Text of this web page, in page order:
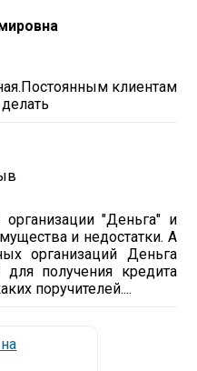
клиентам
"Деньга" и
и недостатки. А
организаций Деньга
получения кредита
поручителей....